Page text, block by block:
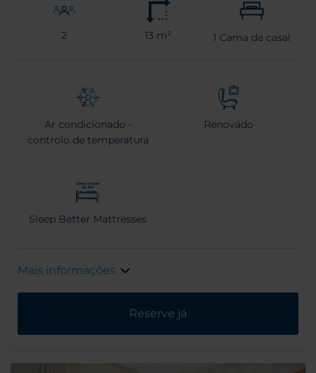
2 13 m² 1 Cama de casal
Ar condicionado -
controlo de temperatura
Renovado
Sleep Better Mattresses
Mais informações
Reserve já